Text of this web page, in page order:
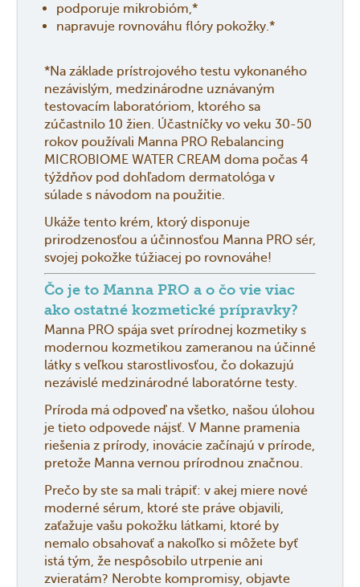
podporuje mikrobióm,*
napravuje rovnováhu flóry pokožky.*
*Na základe prístrojového testu vykonaného
nezávislým, medzinárodne uznávaným
testovacím laboratóriom, ktorého sa
zúčastnilo 10 žien. Účastníčky vo veku 30-50
rokov používali Manna PRO Rebalancing
MICROBIOME WATER CREAM doma počas 4
týždňov pod dohľadom dermatológa v
súlade s návodom na použitie.
Ukáže tento krém, ktorý disponuje
prirodzenosťou a účinnosťou Manna PRO sér,
svojej pokožke túžiacej po rovnováhe!
Čo je to Manna PRO a o čo vie viac
ako ostatné kozmetické prípravky?
Manna PRO spája svet prírodnej kozmetiky s
modernou kozmetikou zameranou na účinné
látky s veľkou starostlivosťou, čo dokazujú
nezávislé medzinárodné laboratórne testy.
Príroda má odpoveď na všetko, našou úlohou
je tieto odpovede nájsť. V Manne pramenia
riešenia z prírody, inovácie začínajú v prírode,
pretože Manna vernou prírodnou značnou.
Prečo by ste sa mali trápiť: v akej miere nové
moderné sérum, ktoré ste práve objavili,
zaťažuje vašu pokožku látkami, ktoré by
nemalo obsahovať a nakoľko si môžete byť
istá tým, že nespôsobilo utrpenie ani
zvieratám? Nerobte kompromisy, objavte